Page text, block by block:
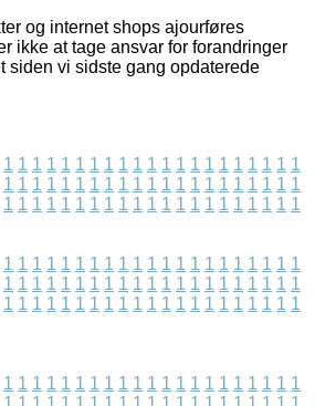
og internet shops ajourføres
ikke at tage ansvar for forandringer
siden vi sidste gang opdaterede
1 1 1 1 1 1 1 1 1 1 1 1 1 1 1 1 1 1 1 1 1
1 1 1 1 1 1 1 1 1 1 1 1 1 1 1 1 1 1 1 1 1
1 1 1 1 1 1 1 1 1 1 1 1 1 1 1 1 1 1 1 1 1
1 1 1 1 1 1 1 1 1 1 1 1 1 1 1 1 1 1 1 1 1
1 1 1 1 1 1 1 1 1 1 1 1 1 1 1 1 1 1 1 1 1
1 1 1 1 1 1 1 1 1 1 1 1 1 1 1 1 1 1 1 1 1
1 1 1 1 1 1 1 1 1 1 1 1 1 1 1 1 1 1 1 1 1